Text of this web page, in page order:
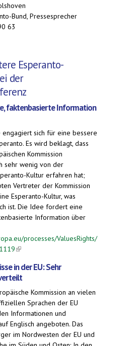
Bund, Pressesprecher
63
Esperanto-
der
faktenbasierte Information
sich für eine bessere
Es wird beklagt, dass
Kommission
sehr wenig von der
Kultur erfahren hat;
Vertreter der Kommission
Esperanto-Kultur, was
ist. Die Idee fordert eine
Information über
processes/ValuesRights/
(link is external)
in der EU: Sehr
Kommission an vielen
Sprachen der EU
Informationen und
Englisch angeboten. Das
im Nordwesten der EU und